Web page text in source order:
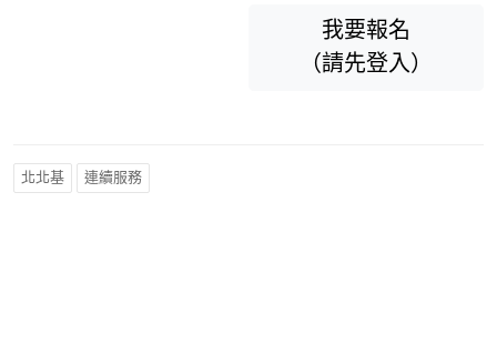
我要報名
（請先登入）
北北基 連續服務